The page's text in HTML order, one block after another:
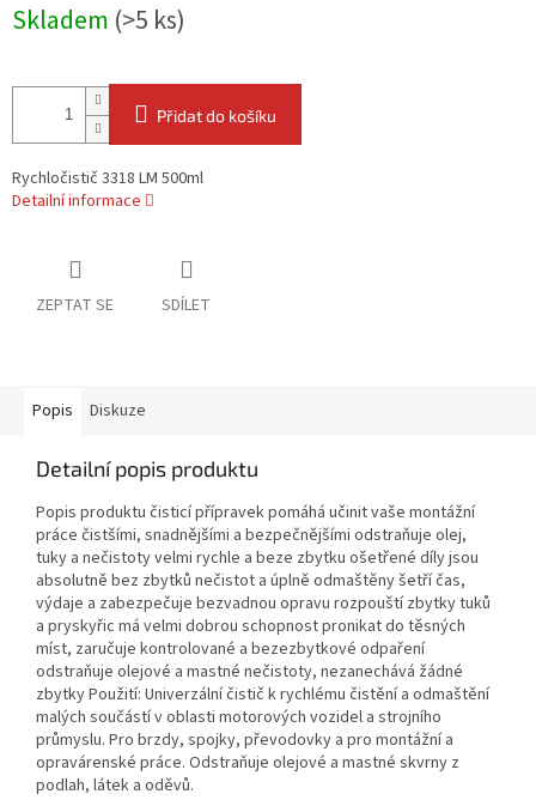
cena:
Skladem (>5 ks)
Přidat do košíku
Rychločistič 3318 LM 500ml
Detailní informace
ZEPTAT SE SDÍLET
Popis Diskuze
Detailní popis produktu
Popis produktu čisticí přípravek pomáhá učinit vaše montážní
práce čistšími, snadnějšími a bezpečnějšími odstraňuje olej,
tuky a nečistoty velmi rychle a beze zbytku ošetřené díly jsou
absolutně bez zbytků nečistot a úplně odmaštěny šetří čas,
výdaje a zabezpečuje bezvadnou opravu rozpouští zbytky tuků
a pryskyřic má velmi dobrou schopnost pronikat do těsných
míst, zaručuje kontrolované a bezezbytkové odpaření
odstraňuje olejové a mastné nečistoty, nezanechává žádné
zbytky Použití: Univerzální čistič k rychlému čistění a odmaštění
malých součástí v oblasti motorových vozidel a strojního
průmyslu. Pro brzdy, spojky, převodovky a pro montážní a
opravárenské práce. Odstraňuje olejové a mastné skvrny z
podlah, látek a oděvů.